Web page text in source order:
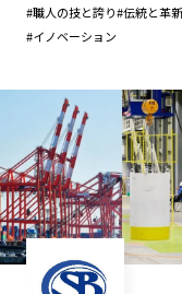
#職人の技と誇り#伝統と革新
#イノベーション